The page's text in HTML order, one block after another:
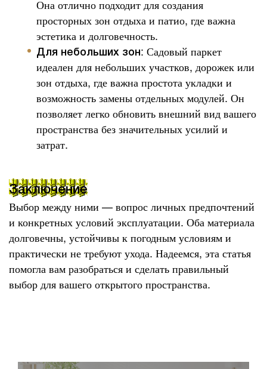
Она отлично подходит для создания
просторных зон отдыха и патио, где важна
эстетика и долговечность.
Для небольших зон: Садовый паркет
идеален для небольших участков, дорожек или
зон отдыха, где важна простота укладки и
возможность замены отдельных модулей. Он
позволяет легко обновить внешний вид вашего
пространства без значительных усилий и
затрат.
Заключение
Выбор между ними — вопрос личных предпочтений
и конкретных условий эксплуатации. Оба материала
долговечны, устойчивы к погодным условиям и
практически не требуют ухода. Надеемся, эта статья
помогла вам разобраться и сделать правильный
выбор для вашего открытого пространства.